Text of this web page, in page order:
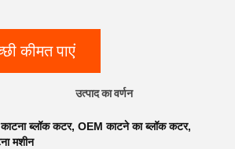
कीमत पाएं
उत्पाद का वर्णन
ब्लॉक कटर, OEM काटने का ब्लॉक कटर,
मशीन